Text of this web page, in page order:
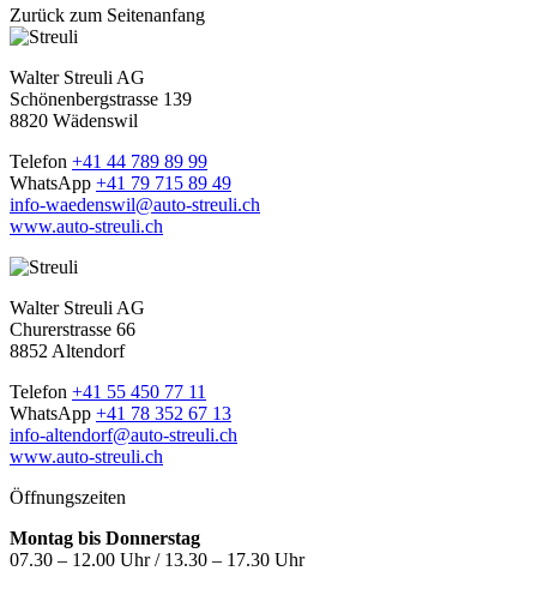
Zurück zum Seitenanfang
Walter Streuli AG
Schönenbergstrasse 139
8820 Wädenswil
Telefon +41 44 789 89 99
WhatsApp +41 79 715 89 49
info-waedenswil@auto-streuli.ch
www.auto-streuli.ch
Walter Streuli AG
Churerstrasse 66
8852 Altendorf
Telefon +41 55 450 77 11
WhatsApp +41 78 352 67 13
info-altendorf@auto-streuli.ch
www.auto-streuli.ch
Öffnungszeiten
Montag bis Donnerstag
07.30 – 12.00 Uhr / 13.30 – 17.30 Uhr